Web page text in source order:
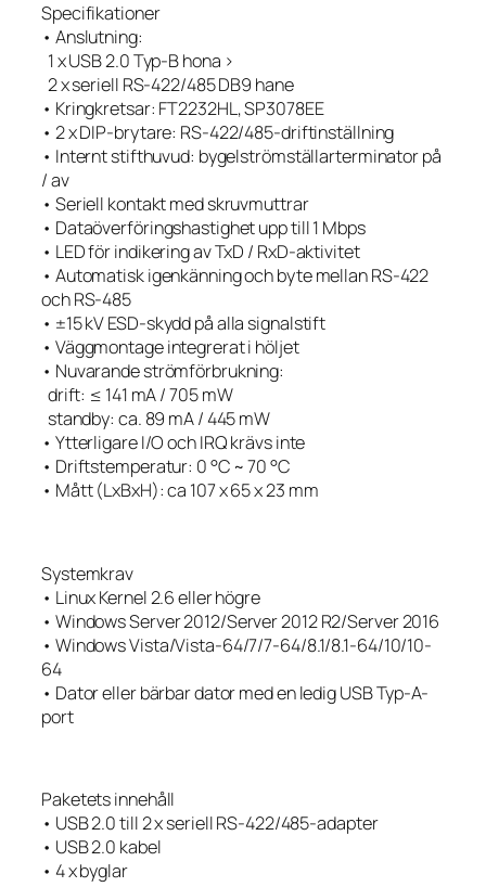
Specifikationer
• Anslutning:
1 x USB 2.0 Typ-B hona >
2 x seriell RS-422/485 DB9 hane
• Kringkretsar: FT2232HL, SP3078EE
• 2 x DIP-brytare: RS-422/485-driftinställning
• Internt stifthuvud: bygelströmställarterminator på
/ av
• Seriell kontakt med skruvmuttrar
• Dataöverföringshastighet upp till 1 Mbps
• LED för indikering av TxD / RxD-aktivitet
• Automatisk igenkänning och byte mellan RS-422
och RS-485
• ±15 kV ESD-skydd på alla signalstift
• Väggmontage integrerat i höljet
• Nuvarande strömförbrukning:
drift: ≤ 141 mA / 705 mW
standby: ca. 89 mA / 445 mW
• Ytterligare I/O och IRQ krävs inte
• Driftstemperatur: 0 °C ~ 70 °C
• Mått (LxBxH): ca 107 x 65 x 23 mm
Systemkrav
• Linux Kernel 2.6 eller högre
• Windows Server 2012/Server 2012 R2/Server 2016
• Windows Vista/Vista-64/7/7-64/8.1/8.1-64/10/10-
64
• Dator eller bärbar dator med en ledig USB Typ-A-
port
Paketets innehåll
• USB 2.0 till 2 x seriell RS-422/485-adapter
• USB 2.0 kabel
• 4 x byglar